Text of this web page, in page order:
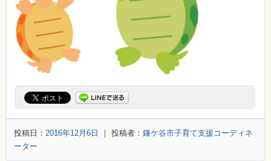
投稿日： 2016年12月6日 ｜ 投稿者： 鎌ケ谷市子育て支援コーディネ
ーター